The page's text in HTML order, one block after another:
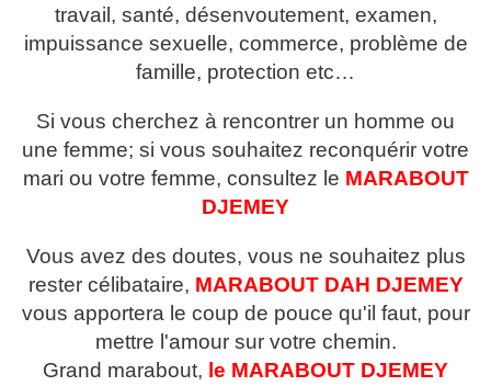
travail, santé, désenvoutement, examen,
impuissance sexuelle, commerce, problème de
famille, protection etc…
Si vous cherchez à rencontrer un homme ou
une femme; si vous souhaitez reconquérir votre
mari ou votre femme, consultez le MARABOUT
DJEMEY
Vous avez des doutes, vous ne souhaitez plus
rester célibataire, MARABOUT DAH DJEMEY
vous apportera le coup de pouce qu'il faut, pour
mettre l'amour sur votre chemin.
Grand marabout, le MARABOUT DJEMEY